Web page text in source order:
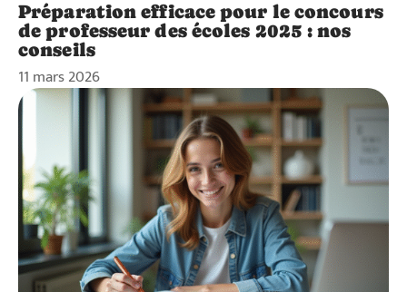
Préparation efficace pour le concours
de professeur des écoles 2025 : nos
conseils
11 mars 2026